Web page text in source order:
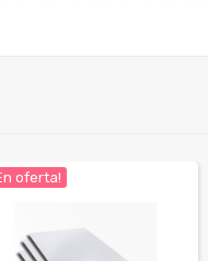
oferta!